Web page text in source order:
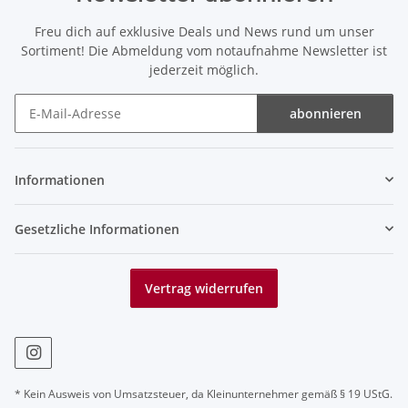
Freu dich auf exklusive Deals und News rund um unser
Sortiment! Die Abmeldung vom notaufnahme Newsletter ist
jederzeit möglich.
abonnieren
Informationen
Gesetzliche Informationen
Vertrag widerrufen
* Kein Ausweis von Umsatzsteuer, da Kleinunternehmer gemäß § 19 UStG.